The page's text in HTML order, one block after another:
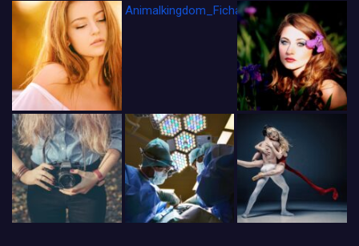
Animalkingdom_FichaCine